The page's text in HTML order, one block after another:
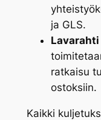
ja GLS.
Lavarahti
ratkaisu
ostoksiin.
Kaikki